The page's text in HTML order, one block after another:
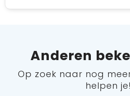
Anderen
Op zoek naar nog
helpen je!